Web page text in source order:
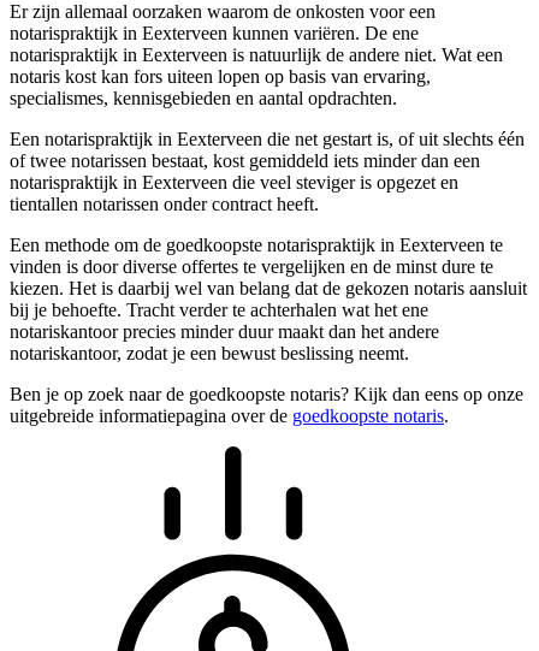
Er zijn allemaal oorzaken waarom de onkosten voor een
notarispraktijk in Eexterveen kunnen variëren. De ene
notarispraktijk in Eexterveen is natuurlijk de andere niet. Wat een
notaris kost kan fors uiteen lopen op basis van ervaring,
specialismes, kennisgebieden en aantal opdrachten.
Een notarispraktijk in Eexterveen die net gestart is, of uit slechts één
of twee notarissen bestaat, kost gemiddeld iets minder dan een
notarispraktijk in Eexterveen die veel steviger is opgezet en
tientallen notarissen onder contract heeft.
Een methode om de goedkoopste notarispraktijk in Eexterveen te
vinden is door diverse offertes te vergelijken en de minst dure te
kiezen. Het is daarbij wel van belang dat de gekozen notaris aansluit
bij je behoefte. Tracht verder te achterhalen wat het ene
notariskantoor precies minder duur maakt dan het andere
notariskantoor, zodat je een bewust beslissing neemt.
Ben je op zoek naar de goedkoopste notaris? Kijk dan eens op onze
uitgebreide informatiepagina over de goedkoopste notaris.